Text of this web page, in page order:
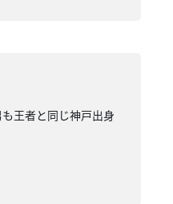
王者と同じ神戸出身